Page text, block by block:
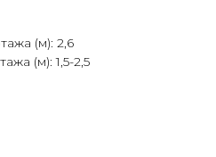
(м): 2,6
(м): 1,5-2,5